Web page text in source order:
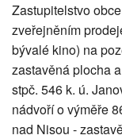
Zastupitelstvo
zveřejněním
bývalé kino) na
zastavěná plocha
stpč. 546 k. ú.
nádvoří o výměře
nad Nisou -